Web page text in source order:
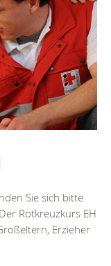
Sie sich bitte
Rotkreuzkurs EH
Erzieher